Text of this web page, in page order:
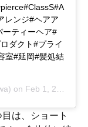
レンジ#ヘアア
ーティーヘア#
ダクト#プライ
室#延岡#髪処結
on Feb 1, 2019 at 11:29pm PST
は、ショート